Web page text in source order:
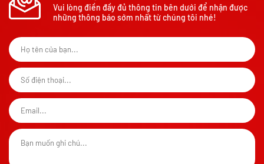
Vui lòng điền đầy đủ thông tin bên dưới để nhận được
những thông báo sớm nhất từ chúng tôi nhé!